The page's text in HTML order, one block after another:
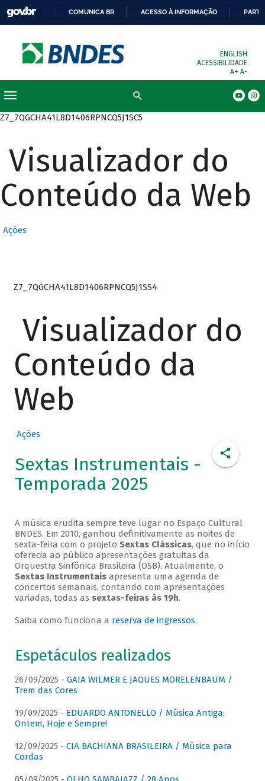
COMUNICA BR ACESSO À INFORMAÇÃO
ENGLISH
ACESSIBILIDADE
A+ A-
Z7_7QGCHA41L8D1406RPNCQ5J1SC5
Visualizador do
Conteúdo da Web
Ações
Z7_7QGCHA41L8D1406RPNCQ5J1SS4
Visualizador do
Conteúdo da
Web
Ações
Sextas Instrumentais -
Temporada 2025
A música erudita sempre teve lugar no Espaço Cultural
BNDES. Em 2010, ganhou definitivamente as noites de
sexta-feira com o projeto Sextas Clássicas, que no início
oferecia ao público apresentações gratuitas da
Orquestra Sinfônica Brasileira (OSB). Atualmente, o
Sextas Instrumentaisapresenta uma agenda de
concertos semanais, contando com apresentações
variadas, todas as sextas-feiras às 19h.
Saiba como funciona a reserva de ingressos.
Espetáculos realizados
26/09/2025 - GAIA WILMER E JAQUES MORELENBAUM /
Trem das Cores
19/09/2025 - EDUARDO ANTONELLO / Música Antiga:
Ontem, Hoje e Sempre!
12/09/2025 - CIA BACHIANA BRASILEIRA / Música para
Cordas